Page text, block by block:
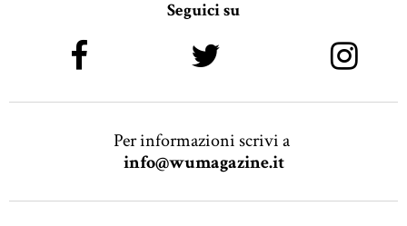
Seguici su
Per informazioni scrivi a
info@wumagazine.it